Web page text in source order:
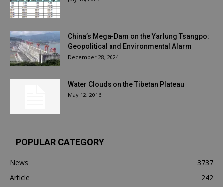
China’s Mega-Dam on the Yarlung Tsangpo:
Geopolitical and Environmental Alarm
December 28, 2024
Water Clouds on the Tibetan Plateau
May 12, 2016
POPULAR CATEGORY
News
3737
Article
242